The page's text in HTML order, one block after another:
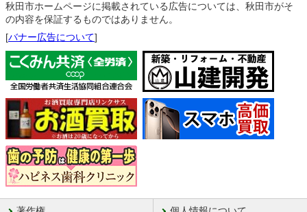
秋田市ホームページに掲載されている広告については、秋田市がそ
の内容を保証するものではありません。
[バナー広告について]